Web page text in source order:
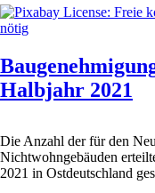
Halbjahr 2021
Die Anzahl der für den
Nichtwohngebäuden
2021 in Ostdeutschland